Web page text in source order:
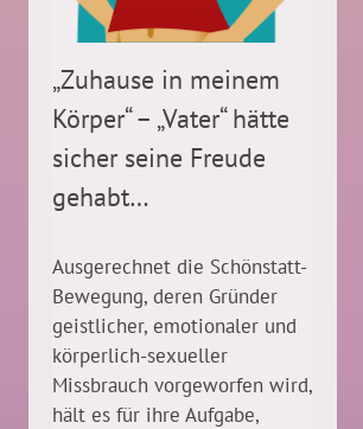
„Zuhause in meinem
Körper“ – „Vater“ hätte
sicher seine Freude
gehabt…
Ausgerechnet die Schönstatt-
Bewegung, deren Gründer
geistlicher, emotionaler und
körperlich-sexueller
Missbrauch vorgeworfen wird,
hält es für ihre Aufgabe,